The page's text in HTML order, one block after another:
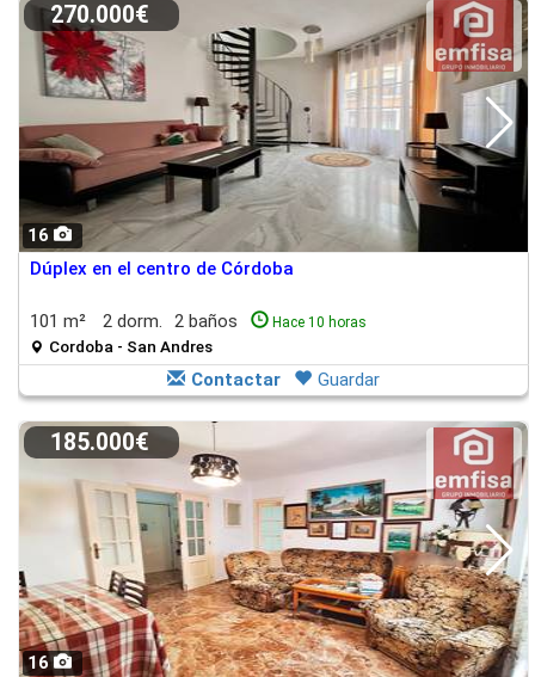
16
270.000€
Dúplex en el centro de Córdoba
101 m² 2 dorm. 2 baños Hace 10 horas
Cordoba - San Andres
Contactar Guardar
16
185.000€